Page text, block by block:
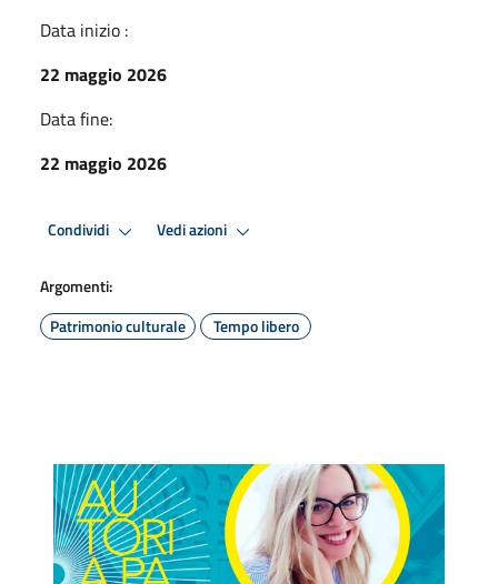
Data inizio :
22 maggio 2026
Data fine:
22 maggio 2026
Condividi Vedi azioni
Argomenti:
Patrimonio culturale
Tempo libero